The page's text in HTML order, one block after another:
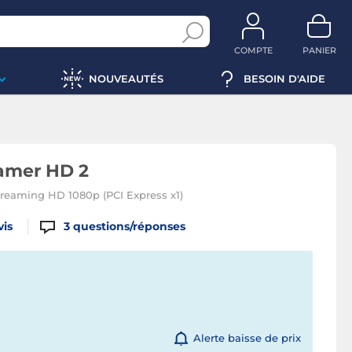
COMPTE PANIER
NOUVEAUTÉS BESOIN D'AIDE
HD 2
HD 1080p (PCI Express x1)
3 questions/réponses
Alerte baisse de prix